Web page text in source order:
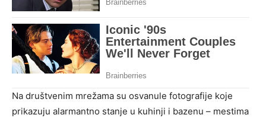
Na društvenim mrežama su osvanule fotografije koje
prikazuju alarmantno stanje u kuhinji i bazenu – mestima